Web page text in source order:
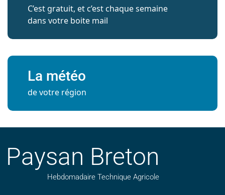
C’est gratuit, et c’est chaque semaine
dans votre boite mail
La météo
de votre région
Paysan Breton
Hebdomadaire Technique Agricole